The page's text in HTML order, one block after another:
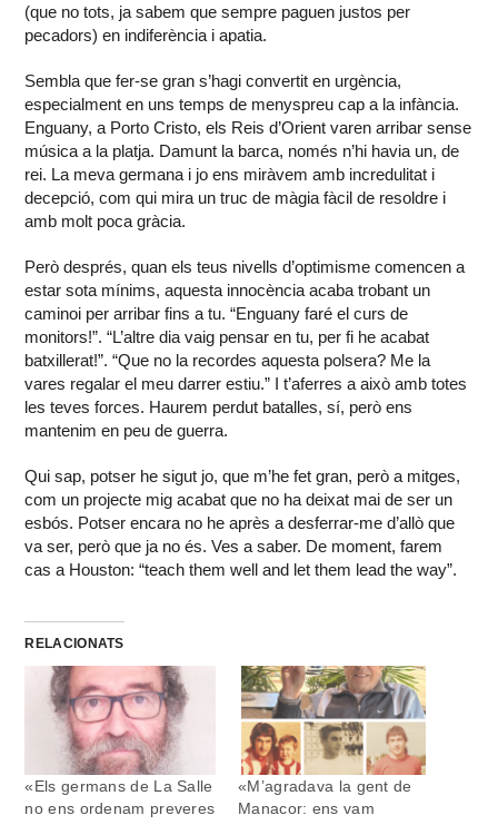
(que no tots, ja sabem que sempre paguen justos per
pecadors) en indiferència i apatia.
Sembla que fer-se gran s’hagi convertit en urgència,
especialment en uns temps de menyspreu cap a la infància.
Enguany, a Porto Cristo, els Reis d’Orient varen arribar sense
música a la platja. Damunt la barca, només n’hi havia un, de
rei. La meva germana i jo ens miràvem amb incredulitat i
decepció, com qui mira un truc de màgia fàcil de resoldre i
amb molt poca gràcia.
Però després, quan els teus nivells d’optimisme comencen a
estar sota mínims, aquesta innocència acaba trobant un
caminoi per arribar fins a tu. “Enguany faré el curs de
monitors!”. “L’altre dia vaig pensar en tu, per fi he acabat
batxillerat!”. “Que no la recordes aquesta polsera? Me la
vares regalar el meu darrer estiu.” I t’aferres a això amb totes
les teves forces. Haurem perdut batalles, sí, però ens
mantenim en peu de guerra.
Qui sap, potser he sigut jo, que m’he fet gran, però a mitges,
com un projecte mig acabat que no ha deixat mai de ser un
esbós. Potser encara no he après a desferrar-me d’allò que
va ser, però que ja no és. Ves a saber. De moment, farem
cas a Houston: “teach them well and let them lead the way”.
RELACIONATS
«Els germans de La Salle
no ens ordenam preveres
«M’agradava la gent de
Manacor: ens vam